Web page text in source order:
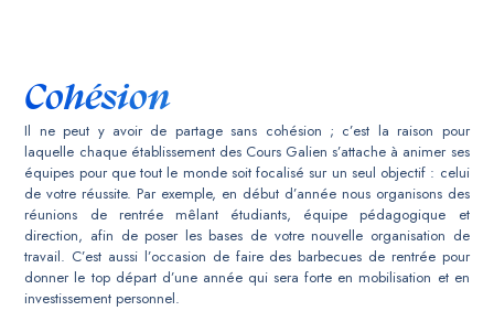
Cohésion
Il ne peut y avoir de partage sans cohésion ; c’est la raison pour
laquelle chaque établissement des Cours Galien s’attache à animer ses
équipes pour que tout le monde soit focalisé sur un seul objectif : celui
de votre réussite. Par exemple, en début d’année nous organisons des
réunions de rentrée mêlant étudiants, équipe pédagogique et
direction, afin de poser les bases de votre nouvelle organisation de
travail. C’est aussi l’occasion de faire des barbecues de rentrée pour
donner le top départ d’une année qui sera forte en mobilisation et en
investissement personnel.